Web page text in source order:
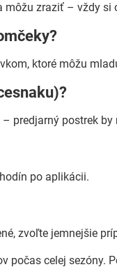
môžu zraziť – vždy
ktoré môžu
predjarný postrek
po aplikácii.
zvoľte jemnejšie
počas celej sezóny.